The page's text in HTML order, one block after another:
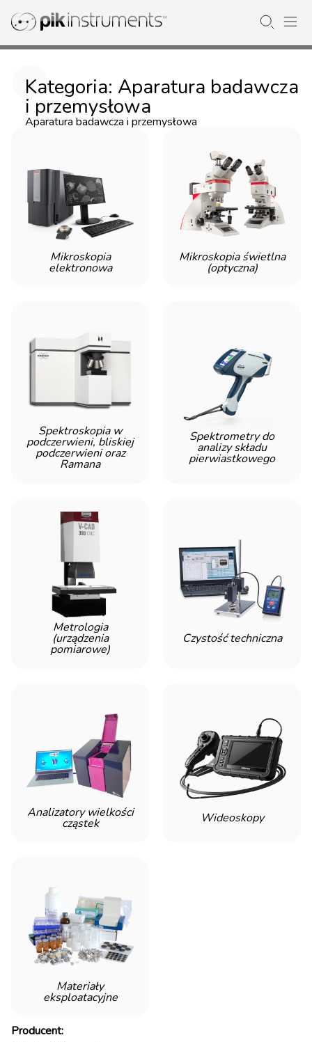
Kategoria: Aparatura badawcza
i przemysłowa
Aparatura badawcza i przemysłowa
Mikroskopia
elektronowa
Mikroskopia świetlna
(optyczna)
Spektroskopia w
podczerwieni, bliskiej
podczerwieni oraz
Ramana
Spektrometry do
analizy składu
pierwiastkowego
Metrologia
(urządzenia
pomiarowe)
Czystość techniczna
Analizatory wielkości
cząstek Wideoskopy
Materiały
eksploatacyjne
Producent: